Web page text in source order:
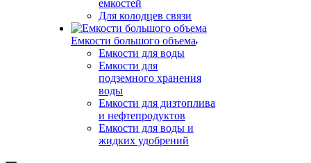
емкостей
Для колодцев связи
Емкости большого объема
Емкости для воды
Емкости для
подземного хранения
воды
Емкости для дизтоплива
и нефтепродуктов
Емкости для воды и
жидких удобрений